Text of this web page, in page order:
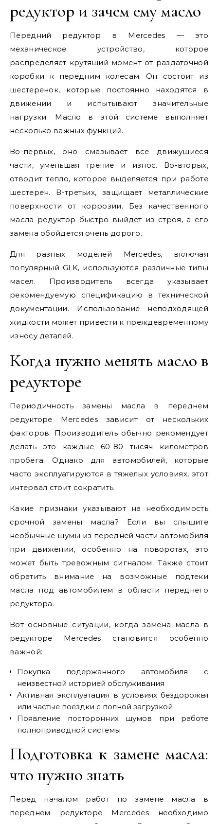
редуктор и зачем ему масло
Передний редуктор в Mercedes — это
механическое устройство, которое
распределяет крутящий момент от раздаточной
коробки к передним колесам. Он состоит из
шестеренок, которые постоянно находятся в
движении и испытывают значительные
нагрузки. Масло в этой системе выполняет
несколько важных функций.
Во-первых, оно смазывает все движущиеся
части, уменьшая трение и износ. Во-вторых,
отводит тепло, которое выделяется при работе
шестерен. В-третьих, защищает металлические
поверхности от коррозии. Без качественного
масла редуктор быстро выйдет из строя, а его
замена обойдется очень дорого.
Для разных моделей Mercedes, включая
популярный GLK, используются различные типы
масел. Производитель всегда указывает
рекомендуемую спецификацию в технической
документации. Использование неподходящей
жидкости может привести к преждевременному
износу деталей.
Когда нужно менять масло в
редукторе
Периодичность замены масла в переднем
редукторе Mercedes зависит от нескольких
факторов. Производитель обычно рекомендует
делать это каждые 60-80 тысяч километров
пробега. Однако для автомобилей, которые
часто эксплуатируются в тяжелых условиях, этот
интервал стоит сократить.
Какие признаки указывают на необходимость
срочной замены масла? Если вы слышите
необычные шумы из передней части автомобиля
при движении, особенно на поворотах, это
может быть тревожным сигналом. Также стоит
обратить внимание на возможные подтеки
масла под автомобилем в области переднего
редуктора.
Вот основные ситуации, когда замена масла в
редукторе Mercedes становится особенно
важной:
Покупка подержанного автомобиля с
неизвестной историей обслуживания
Активная эксплуатация в условиях бездорожья
или частые поездки с полной загрузкой
Появление посторонних шумов при работе
полноприводной системы
Подготовка к замене масла:
что нужно знать
Перед началом работ по замене масла в
переднем редукторе Mercedes необходимо